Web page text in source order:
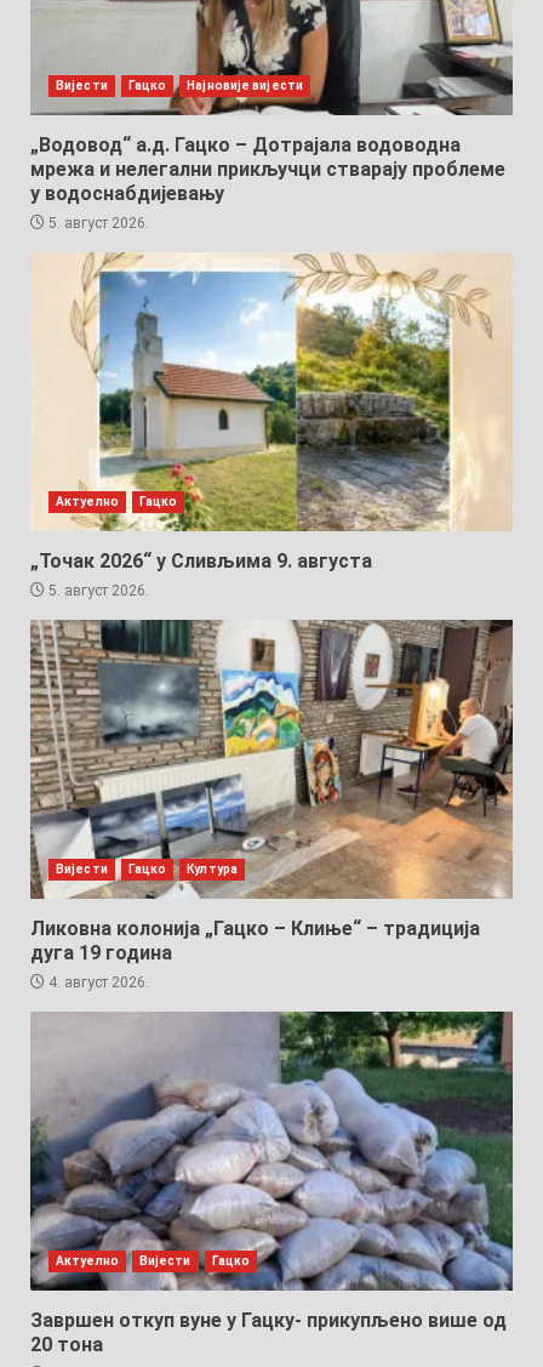
Вијести Гацко Најновије вијести
„Водовод“ а.д. Гацко – Дотрајала водоводна
мрежа и нелегални прикључци стварају проблеме
у водоснабдијевању
5. август 2026.
Актуелно Гацко
„Точак 2026“ у Сливљима 9. августа
5. август 2026.
Вијести Гацко Култура
Ликовна колонија „Гацко – Клиње“ – традиција
дуга 19 година
4. август 2026.
Актуелно Вијести Гацко
Завршен откуп вуне у Гацку- прикупљено више од
20 тона